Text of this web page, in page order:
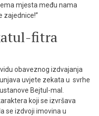
mjesta među nama
zajednice!”
fitra
obaveznog izdvajanja
uvjete zekata u svrhe
Bejtul-mal.
koji se izvršava
se izdvoji imovina u